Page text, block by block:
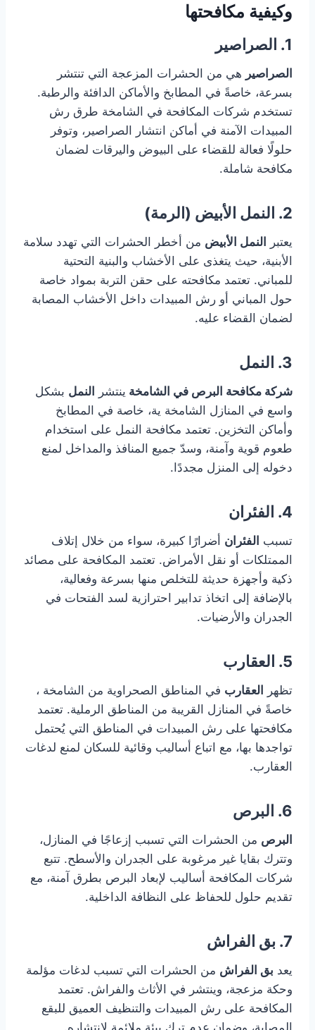
وكيفية مكافحتها
1. الصراصير
الصراصير هي من الحشرات المزعجة التي تنتشر
بسرعة، خاصةً في المطابخ والأماكن الدافئة والرطبة.
تستخدم شركات المكافحة في الشامخة طرق رش
المبيدات الآمنة في أماكن انتشار الصراصير، وتوفر
حلولًا فعالة للقضاء على البيوض واليرقات لضمان
مكافحة شاملة.
2. النمل الأبيض (الرمة)
يعتبر النمل الأبيض من أخطر الحشرات التي تهدد سلامة
الأبنية، حيث يتغذى على الأخشاب والبنية التحتية
للمباني. تعتمد مكافحته على حقن التربة بمواد خاصة
حول المباني أو رش المبيدات داخل الأخشاب المصابة
لضمان القضاء عليه.
3. النمل
شركة مكافحة البرص في الشامخة ينتشر النمل بشكل
واسع في المنازل الشامخة ية، خاصة في المطابخ
وأماكن التخزين. تعتمد مكافحة النمل على استخدام
طعوم قوية وآمنة، وسدّ جميع المنافذ والمداخل لمنع
دخوله إلى المنزل مجددًا.
4. الفئران
تسبب الفئران أضرارًا كبيرة، سواء من خلال إتلاف
الممتلكات أو نقل الأمراض. تعتمد المكافحة على مصائد
ذكية وأجهزة حديثة للتخلص منها بسرعة وفعالية،
بالإضافة إلى اتخاذ تدابير احترازية لسد الفتحات في
الجدران والأرضيات.
5. العقارب
تظهر العقارب في المناطق الصحراوية من الشامخة ،
خاصةً في المنازل القريبة من المناطق الرملية. تعتمد
مكافحتها على رش المبيدات في المناطق التي يُحتمل
تواجدها بها، مع اتباع أساليب وقائية للسكان لمنع لدغات
العقارب.
6. البرص
البرص من الحشرات التي تسبب إزعاجًا في المنازل،
وتترك بقايا غير مرغوبة على الجدران والأسطح. تتبع
شركات المكافحة أساليب لإبعاد البرص بطرق آمنة، مع
تقديم حلول للحفاظ على النظافة الداخلية.
7. بق الفراش
يعد بق الفراش من الحشرات التي تسبب لدغات مؤلمة
وحكة مزعجة، وينتشر في الأثاث والفراش. تعتمد
المكافحة على رش المبيدات والتنظيف العميق للبقع
المصابة، وضمان عدم ترك بيئة ملائمة لانتشاره.